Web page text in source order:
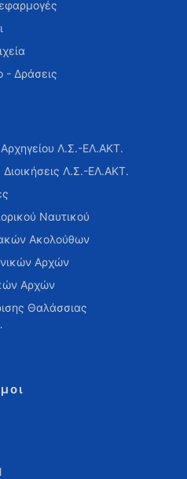
- Δράσεις
Λ.Σ.-ΕΛ.ΑΚΤ.
Διοικήσεις Λ.Σ.-ΕΛ.ΑΚΤ.
Ναυτικού
Ακολούθων
Αρχών
Αρχών
Θαλάσσιας